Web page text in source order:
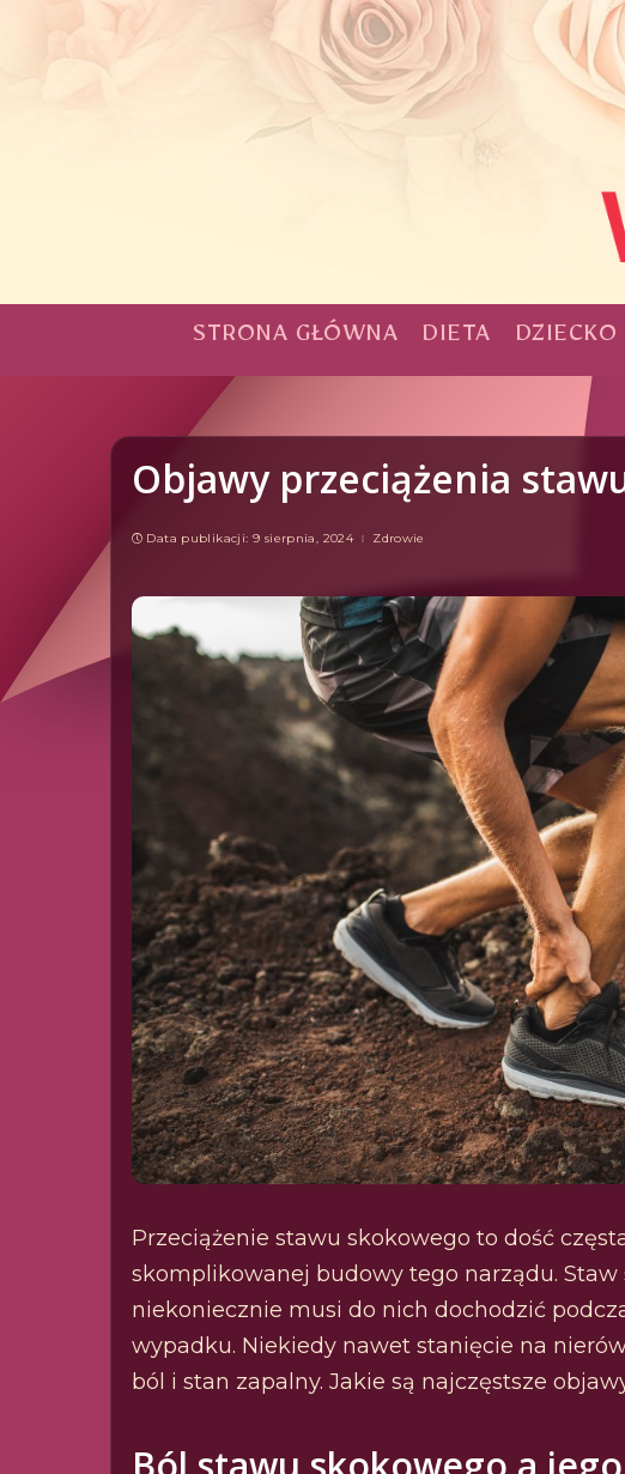
STRONA GŁÓWNA DIETA DZIECKO
Objawy przeciążenia
Data publikacji: 9 sierpnia, 2024 Zdrowie
Przeciążenie stawu skokowego to dość
skomplikowanej budowy tego narządu. Staw
niekoniecznie musi do nich dochodzić
wypadku. Niekiedy nawet stanięcie na
ból i stan zapalny. Jakie są najczęstsze